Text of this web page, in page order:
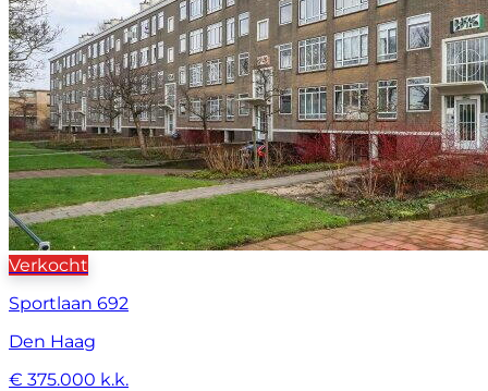
Verkocht
Sportlaan 692
Den Haag
€ 375.000 k.k.